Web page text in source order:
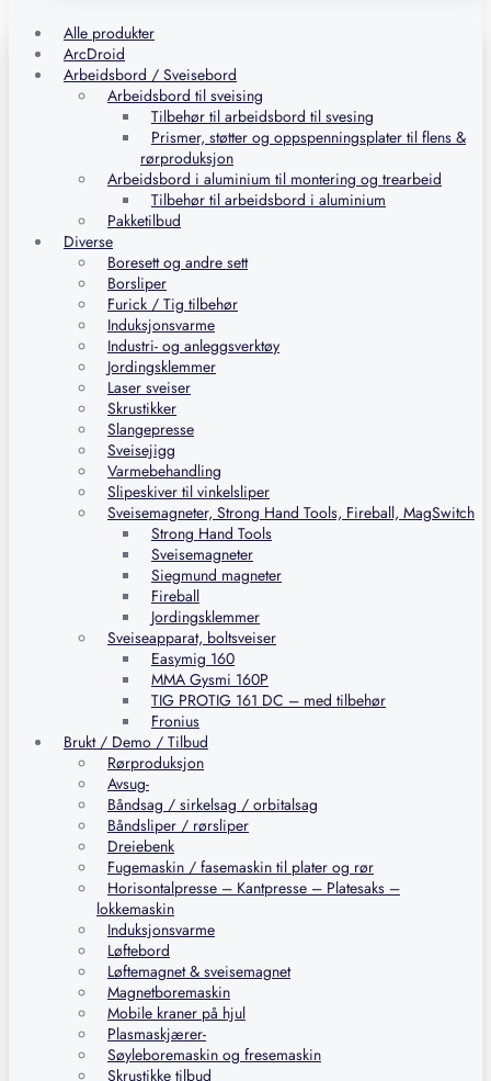
Alle produkter
ArcDroid
Arbeidsbord / Sveisebord
Arbeidsbord til sveising
Tilbehør til arbeidsbord til svesing
Prismer, støtter og oppspenningsplater til flens &
rørproduksjon
Arbeidsbord i aluminium til montering og trearbeid
Tilbehør til arbeidsbord i aluminium
Pakketilbud
Diverse
Boresett og andre sett
Borsliper
Furick / Tig tilbehør
Induksjonsvarme
Industri- og anleggsverktøy
Jordingsklemmer
Laser sveiser
Skrustikker
Slangepresse
Sveisejigg
Varmebehandling
Slipeskiver til vinkelsliper
Sveisemagneter, Strong Hand Tools, Fireball, MagSwitch
Strong Hand Tools
Sveisemagneter
Siegmund magneter
Fireball
Jordingsklemmer
Sveiseapparat, boltsveiser
Easymig 160
MMA Gysmi 160P
TIG PROTIG 161 DC – med tilbehør
Fronius
Brukt / Demo / Tilbud
Rørproduksjon
Avsug-
Båndsag / sirkelsag / orbitalsag
Båndsliper / rørsliper
Dreiebenk
Fugemaskin / fasemaskin til plater og rør
Horisontalpresse – Kantpresse – Platesaks –
lokkemaskin
Induksjonsvarme
Løftebord
Løftemagnet & sveisemagnet
Magnetboremaskin
Mobile kraner på hjul
Plasmaskjærer-
Søyleboremaskin og fresemaskin
Skrustikke tilbud